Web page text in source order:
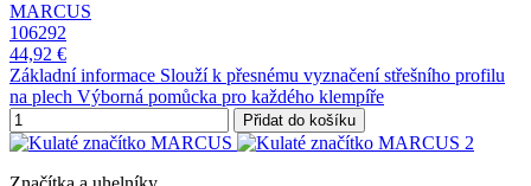
MARCUS
106292
44,92 €
Základní informace Slouží k přesnému vyznačení střešního profilu
na plech Výborná pomůcka pro každého klempíře
Přidat do košíku